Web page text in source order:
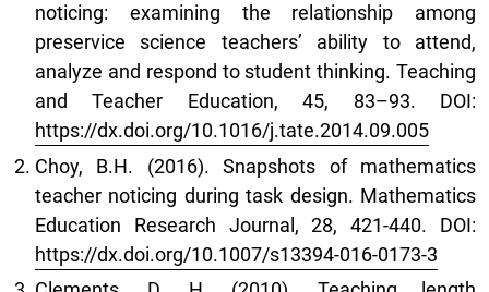
noticing: examining the relationship among
preservice science teachers’ ability to attend,
analyze and respond to student thinking. Teaching
and Teacher Education, 45, 83–93. DOI:
https://dx.doi.org/10.1016/j.tate.2014.09.005
Choy, B.H. (2016). Snapshots of mathematics
teacher noticing during task design. Mathematics
Education Research Journal, 28, 421-440. DOI:
https://dx.doi.org/10.1007/s13394-016-0173-3